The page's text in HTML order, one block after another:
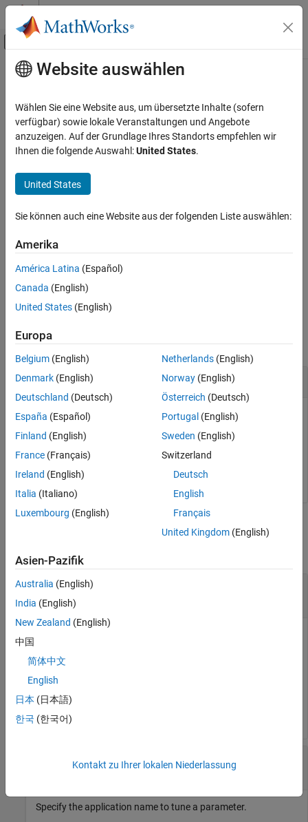
Weiter zum Inhalt
Umschaltung für Off-Canvas-
Startseite der Dokumentation
Embedded Coder
Deployment, Integration, and Supported
Hardware
Applications
Syntax
Input Arguments
Version History
Hauptinhalt
writeParameter
Write or tune application parameter
Since R2022b
collapse all in page
Syntax
Description
writeParameter(
example
collapse all
Tune a Parameter
Change the value of the parametermyParameter
myValue of the application myApplication
tg—Object representing a target computer
handle
applications on Linux target, and perform several other
actions.
Example:
character vector| string scalar
Specify the application name to tune a parameter.
Website auswählen
Wählen Sie eine Website aus, um übersetzte Inhalte (sofern
verfügbar) sowie lokale Veranstaltungen und Angebote
anzuzeigen. Auf der Grundlage Ihres Standorts empfehlen wir
Ihnen die folgende Auswahl:United States.
United States
Sie können auch eine Website aus der folgenden Liste auswählen:
Amerika
América Latina (Español)
Canada (English)
United States (English)
Europa
Belgium (English)
Denmark (English)
Deutschland (Deutsch)
España (Español)
Finland (English)
France (Français)
Ireland (English)
Italia (Italiano)
Luxembourg (English)
Netherlands(English)
Norway(English)
Österreich (Deutsch)
Portugal (English)
Sweden (English)
Switzerland
Deutsch
English
Français
United Kingdom(English)
Asien-Pazifik
Australia (English)
India (English)
New Zealand (English)
中国
简体中文
English
日本 (日本語)
한국 (한국어)
Kontakt zu Ihrer lokalen Niederlassung